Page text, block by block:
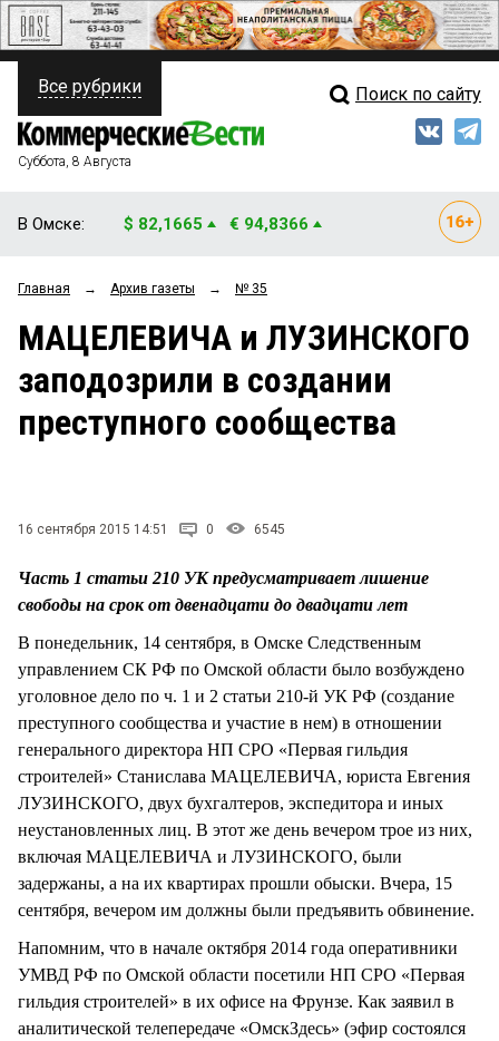
ПОЛИТИКА
ФИНАНСЫ
ОБЩЕСТВО
ЗАКОН
НОВОСТИ КОМПАНИЙ
Свежий выпуск
Рейтинги
Блоги
Архив
Все рубрики Поиск по сайту
Суббота, 8 Августа
В Омске: $ 82,1665 € 94,8366
Главная → Архив газеты → № 35
МАЦЕЛЕВИЧА и ЛУЗИНСКОГО
заподозрили в создании
преступного сообщества
16 сентября 2015 14:51 0 6545
Часть 1 статьи 210 УК предусматривает лишение
свободы на срок от двенадцати до двадцати лет
В понедельник, 14 сентября, в Омске Следственным
управлением СК РФ по Омской области было возбуждено
уголовное дело по ч. 1 и 2 статьи 210-й УК РФ (создание
преступного сообщества и участие в нем) в отношении
генерального директора НП СРО «Первая гильдия
строителей» Станислава МАЦЕЛЕВИЧА, юриста Евгения
ЛУЗИНСКОГО, двух бухгалтеров, экспедитора и иных
неустановленных лиц. В этот же день вечером трое из них,
включая МАЦЕЛЕВИЧА и ЛУЗИНСКОГО, были
задержаны, а на их квартирах прошли обыски. Вчера, 15
сентября, вечером им должны были предъявить обвинение.
Напомним, что в начале октября 2014 года оперативники
УМВД РФ по Омской области посетили НП СРО «Первая
гильдия строителей» в их офисе на Фрунзе. Как заявил в
аналитической телепередаче «ОмскЗдесь» (эфир состоялся